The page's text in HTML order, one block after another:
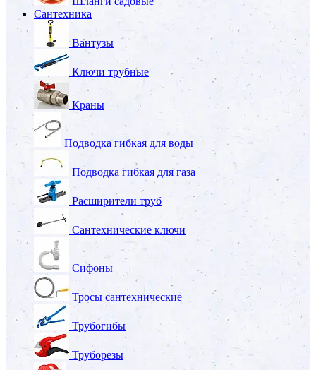
Сантехника
Вантузы
Ключи трубные
Краны
Подводка гибкая для воды
Подводка гибкая для газа
Расширители труб
Сантехнические ключи
Сифоны
Тросы сантехнические
Трубогибы
Труборезы